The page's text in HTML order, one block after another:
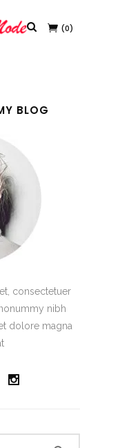
(0)
BLOG
consectetuer
nibh
dolore magna